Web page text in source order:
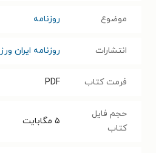
موضوع روزنامه
انتشارات روزنامه ایران
فرمت کتاب PDF
حجم فایل
کتاب
۵ مگابایت